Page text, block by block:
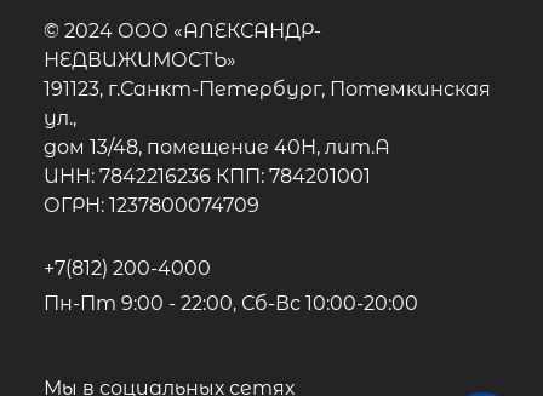
© 2024 ООО «АЛЕКСАНДР-
НЕДВИЖИМОСТЬ»
191123, г.Санкт-Петербург, Потемкинская
ул.,
дом 13/48, помещение 40Н, лит.А
ИНН: 7842216236 КПП: 784201001
ОГРН: 1237800074709
+7(812) 200-4000
Пн-Пт 9:00 - 22:00, Сб-Вс 10:00-20:00
Мы в социальных сетях